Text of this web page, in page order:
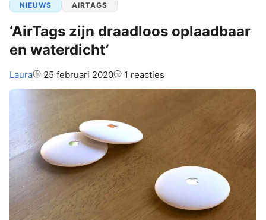
NIEUWS AIRTAGS
‘AirTags zijn draadloos oplaadbaar
en waterdicht’
Auteur:
Laura 25 februari 2020 1 reacties